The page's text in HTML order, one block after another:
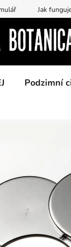
Jak
Podzimní